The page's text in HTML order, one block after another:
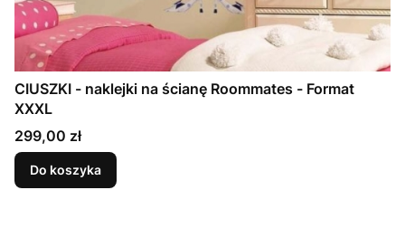
CIUSZKI - naklejki na ścianę Roommates - Format
XXXL
Cena
299,00 zł
Do koszyka